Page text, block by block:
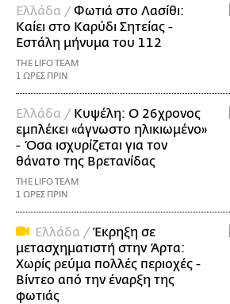
Ελλάδα /Φωτιά στο Λασίθι:
Καίει στο Καρύδι Σητείας -
Εστάλη μήνυμα του 112
THE LIFO TEAM
1 ΩΡΕΣ ΠΡΙΝ
Ελλάδα / Κυψέλη: Ο 26χρονος
εμπλέκει «άγνωστο ηλικιωμένο»
- Όσα ισχυρίζεται για τον
θάνατο της Βρετανίδας
THE LIFO TEAM
1 ΩΡΕΣ ΠΡΙΝ
Ελλάδα /Έκρηξη σε
μετασχηματιστή στην Άρτα:
Χωρίς ρεύμα πολλές περιοχές -
Βίντεο από την έναρξη της
φωτιάς